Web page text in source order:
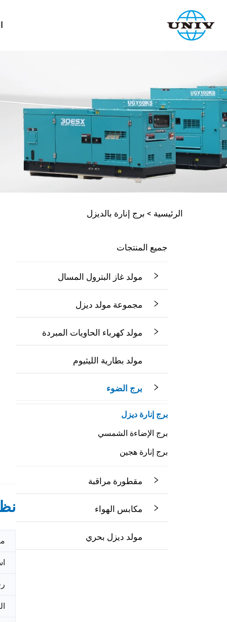
الرئيسية > برج إنارة بالديزل
جميع المنتجات
مولد غاز البترول المسال
مجموعة مولد ديزل
مولد كهرباء الحاويات المبردة
مولد بطارية الليثيوم
برج الضوء
برج إنارة ديزل
برج الإضاءة الشمسي
برج إنارة هجين
مقطورة مراقبة
مكابس الهواء
مولد ديزل بحري